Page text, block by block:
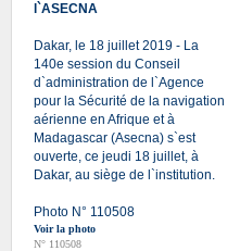
l`ASECNA
Dakar, le 18 juillet 2019 - La
140e session du Conseil
d`administration de l`Agence
pour la Sécurité de la navigation
aérienne en Afrique et à
Madagascar (Asecna) s`est
ouverte, ce jeudi 18 juillet, à
Dakar, au siège de l`institution.
Photo N° 110508
Voir la photo
N° 110508